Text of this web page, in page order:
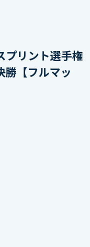
プリント選手権
勝【フルマッ